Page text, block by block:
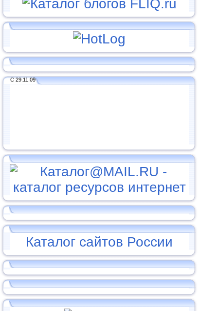
С 29.11.09
Каталог сайтов России